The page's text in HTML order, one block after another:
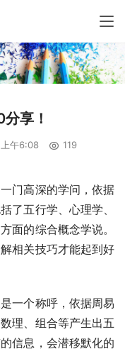
享！
午6:08 119
门高深的学问，依据
了五行学、心理学、
面的综合概念学说。
相关技巧才能起到好
一个称呼，依据周易
理、组合等产生出五
信息，会潜移默化的